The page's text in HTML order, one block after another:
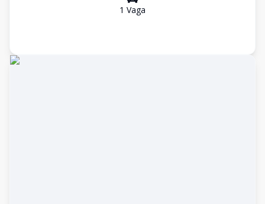
1 Vaga